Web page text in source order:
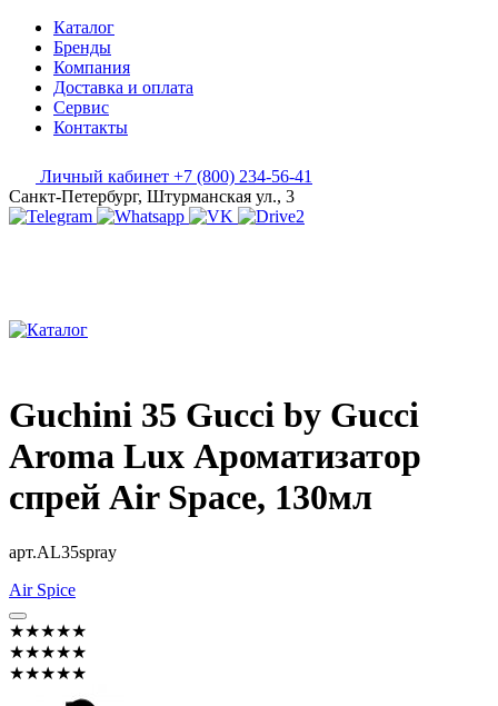
Каталог
Бренды
Компания
Доставка и оплата
Сервис
Контакты
Личный кабинет +7 (800) 234-56-41
Санкт-Петербург, Штурманская ул., 3
Guchini 35 Gucci by Gucci
Aroma Lux Ароматизатор
спрей Air Space, 130мл
арт.AL35spray
Air Spice
★★★★★
★★★★★
★★★★★